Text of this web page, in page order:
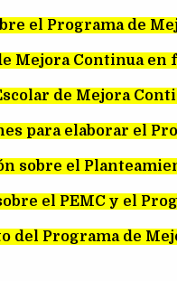
el Programa de
Mejora Continua en
de Mejora
para elaborar el
sobre el
el PEMC y el
del Programa de